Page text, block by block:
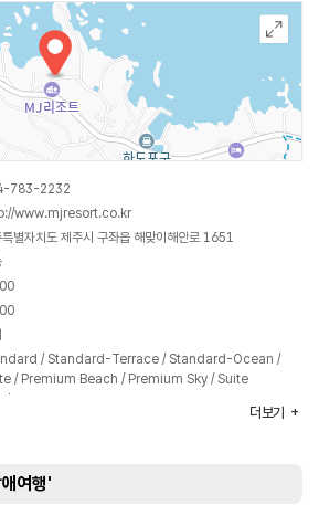
783-2232
www.mjresort.co.kr
특별자치도 제주시 구좌읍 해맞이해안로 1651
/ Standard-Terrace / Standard-Ocean /
/ Premium Beach / Premium Sky / Suite
더보기
여행'